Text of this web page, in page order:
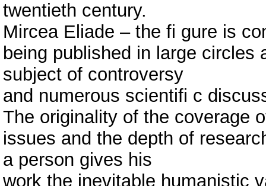
twentieth century.
Mircea Eliade – the fi gure is
being published in large circles
subject of controversy
and numerous scientifi c
The originality of the coverage
issues and the depth of
a person gives his
work the inevitable humanistic